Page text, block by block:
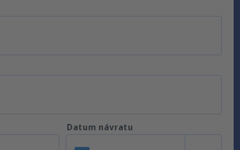
Datum návratu